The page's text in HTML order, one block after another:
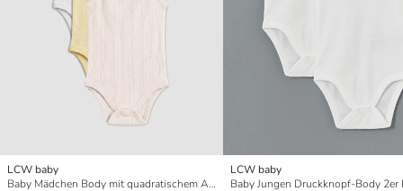
LCW baby
Baby Mädchen Body mit quadratischem Ausschnitt, 3er-Pack, mit Druckknöpfen
LCW baby
Baby Jungen Druckknopf-Body 2er